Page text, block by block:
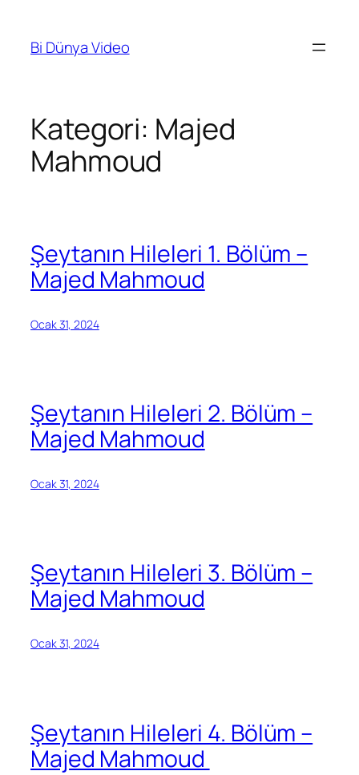
Bi Dünya Video
Kategori: Majed
Mahmoud
Şeytanın Hileleri 1. Bölüm –
Majed Mahmoud
Ocak 31, 2024
Şeytanın Hileleri 2. Bölüm –
Majed Mahmoud
Ocak 31, 2024
Şeytanın Hileleri 3. Bölüm –
Majed Mahmoud
Ocak 31, 2024
Şeytanın Hileleri 4. Bölüm –
Majed Mahmoud